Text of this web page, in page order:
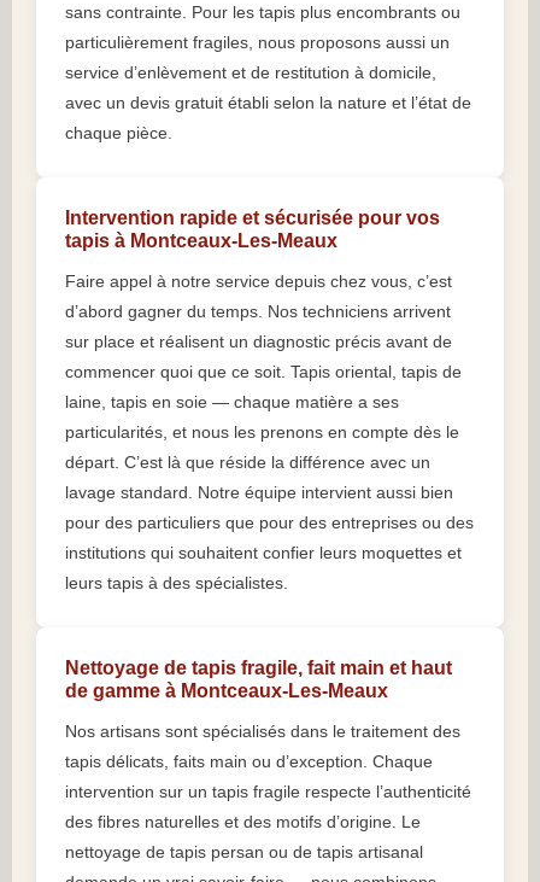
sans contrainte. Pour les tapis plus encombrants ou
particulièrement fragiles, nous proposons aussi un
service d’enlèvement et de restitution à domicile,
avec un devis gratuit établi selon la nature et l’état de
chaque pièce.
Intervention rapide et sécurisée pour vos
tapis à Montceaux-Les-Meaux
Faire appel à notre service depuis chez vous, c’est
d’abord gagner du temps. Nos techniciens arrivent
sur place et réalisent un diagnostic précis avant de
commencer quoi que ce soit. Tapis oriental, tapis de
laine, tapis en soie — chaque matière a ses
particularités, et nous les prenons en compte dès le
départ. C’est là que réside la différence avec un
lavage standard. Notre équipe intervient aussi bien
pour des particuliers que pour des entreprises ou des
institutions qui souhaitent confier leurs moquettes et
leurs tapis à des spécialistes.
Nettoyage de tapis fragile, fait main et haut
de gamme à Montceaux-Les-Meaux
Nos artisans sont spécialisés dans le traitement des
tapis délicats, faits main ou d’exception. Chaque
intervention sur un tapis fragile respecte l’authenticité
des fibres naturelles et des motifs d’origine. Le
nettoyage de tapis persan ou de tapis artisanal